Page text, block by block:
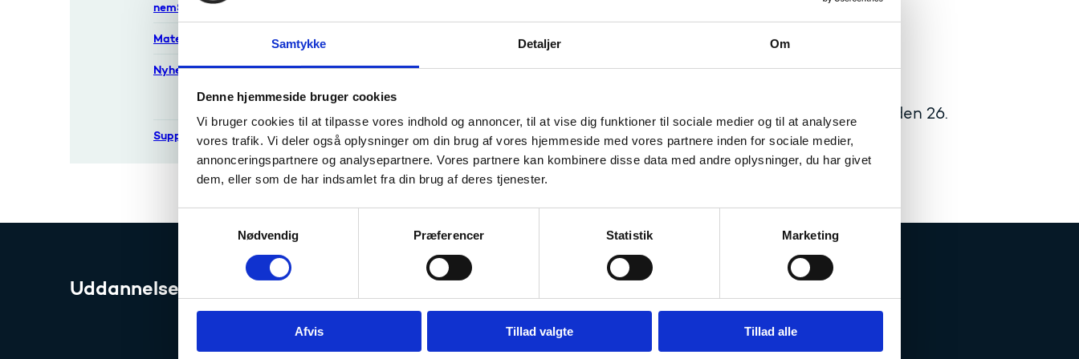
Samtykke Detaljer Om
Denne hjemmeside bruger cookies
Vi bruger cookies til at tilpasse vores indhold og annoncer, til at vise dig funktioner til sociale medier og til at analysere
vores trafik. Vi deler også oplysninger om din brug af vores hjemmeside med vores partnere inden for sociale medier,
annonceringspartnere og analysepartnere. Vores partnere kan kombinere disse data med andre oplysninger, du har givet
dem, eller som de har indsamlet fra din brug af deres tjenester.
y
Nødvendig Præferencer Statistik Marketing
Afvis Tillad valgte Tillad alle
nemStudie
Materialer
Nyheder
esas info
Support
Genberegning af STÅ er ikke kørt siden den 24. februar.
NetCompany arbejder på sagen og der vil blive kørt genberegning natten til den 26.
februar.
Uddannelses- og Forskningsstyrelsen